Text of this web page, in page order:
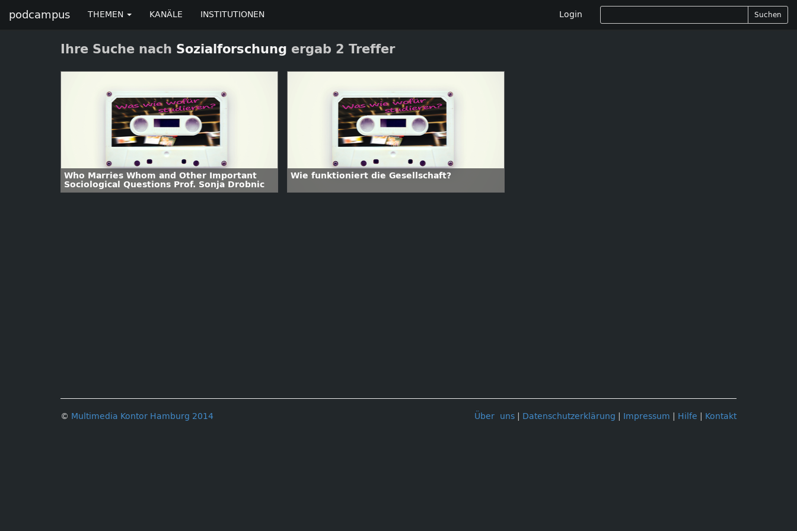
podcampus THEMEN KANÄLE INSTITUTIONEN Login Suchen
Ihre Suche nach Sozialforschung ergab 2 Treffer
Who Marries Whom and Other Important
Sociological Questions Prof. Sonja Drobnic
Wie funktioniert die Gesellschaft?
Über uns Datenschutzerklärung Impressum Hilfe Kontakt
© Multimedia Kontor Hamburg 2014